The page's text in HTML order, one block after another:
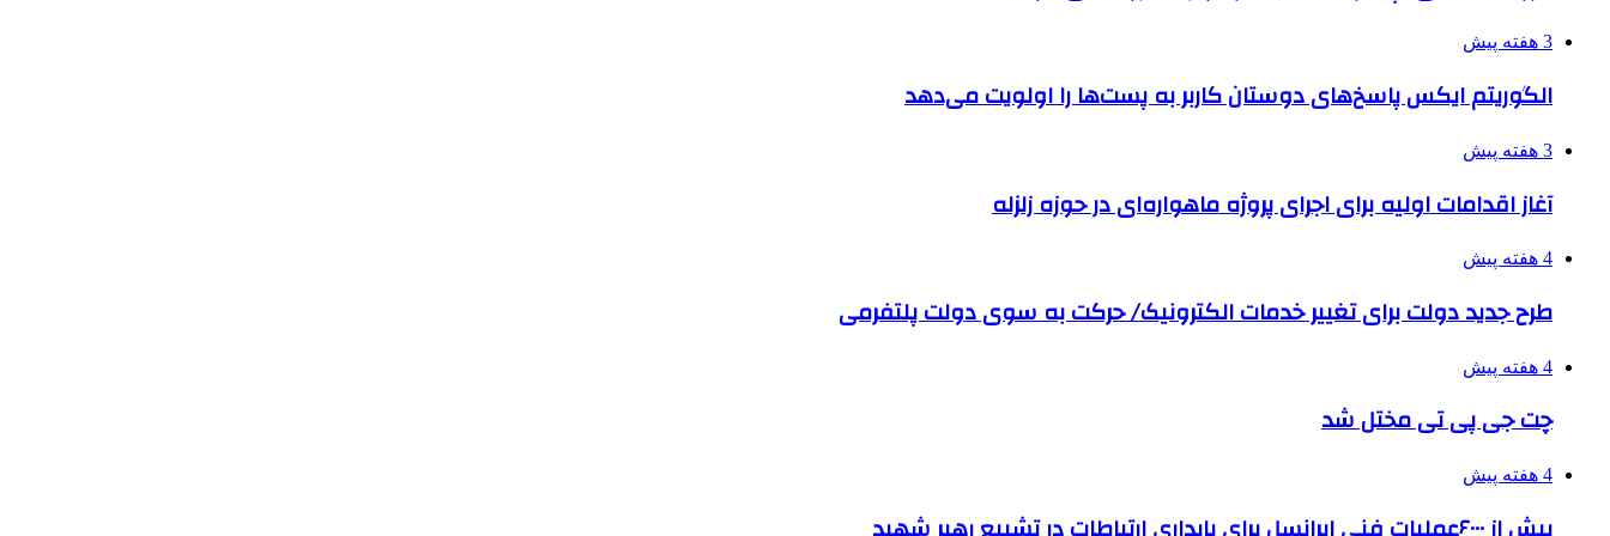
3 هفته پیش
الگوریتم ایکس پاسخ‌های دوستان کاربر به پست‌ها را اولویت می‌دهد
3 هفته پیش
آغاز اقدامات اولیه برای اجرای پروژه ماهواره‌ای در حوزه زلزله
4 هفته پیش
طرح جدید دولت برای تغییر خدمات الکترونیک/ حرکت به سوی دولت پلتفرمی
4 هفته پیش
چت جی پی تی مختل شد
4 هفته پیش